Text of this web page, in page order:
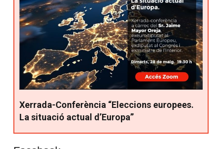
Xerrada-Conferència “Eleccions europees.
La situació actual d’Europa”